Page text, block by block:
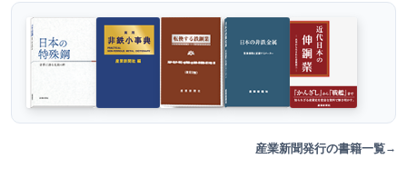
産業新聞発行の書籍一覧